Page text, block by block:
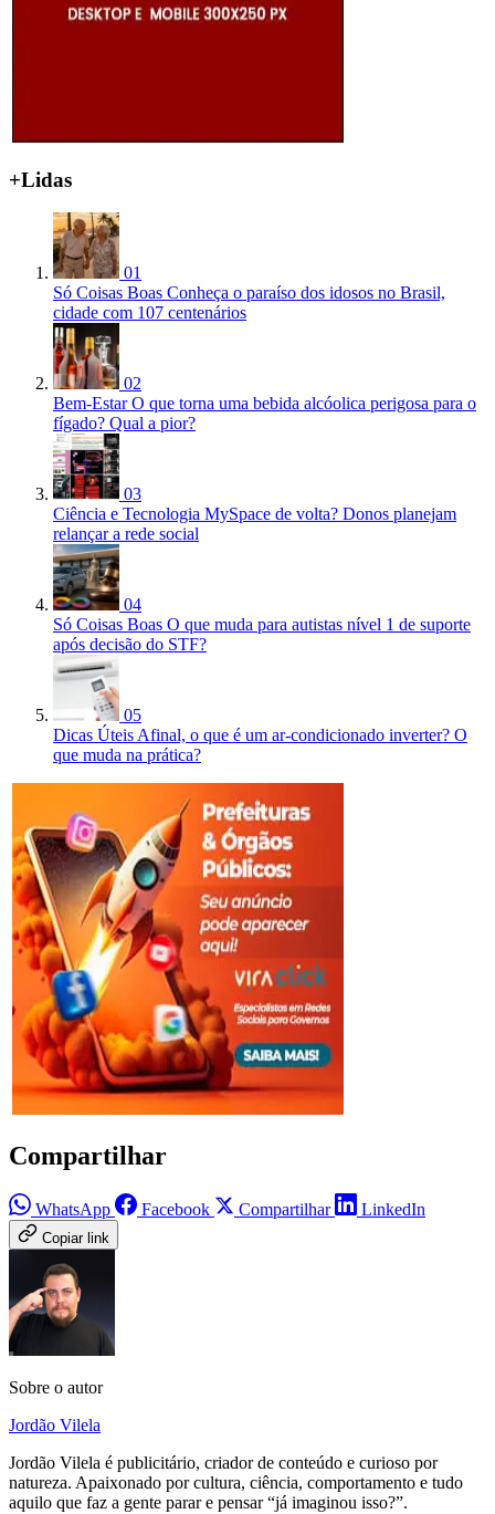
+Lidas
01
Só Coisas Boas Conheça o paraíso dos idosos no Brasil,
cidade com 107 centenários
02
Bem-Estar O que torna uma bebida alcóolica perigosa para o
fígado? Qual a pior?
03
Ciência e Tecnologia MySpace de volta? Donos planejam
relançar a rede social
04
Só Coisas Boas O que muda para autistas nível 1 de suporte
após decisão do STF?
05
Dicas ÚteisAfinal, o que é um ar-condicionado inverter? O
que muda na prática?
Compartilhar
WhatsApp Facebook Compartilhar LinkedIn
Copiar link
Sobre o autor
Jordão Vilela
Jordão Vilela é publicitário, criador de conteúdo e curioso por
natureza. Apaixonado por cultura, ciência, comportamento e tudo
aquilo que faz a gente parar e pensar “já imaginou isso?”.